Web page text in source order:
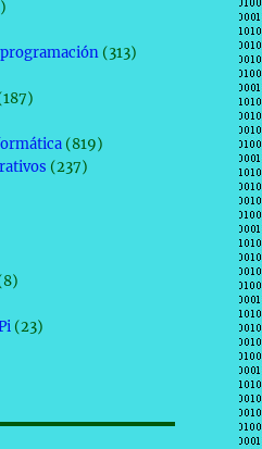
(313)
(819)
(237)
(23)